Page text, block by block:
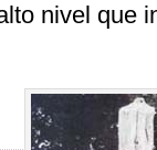
nivel que